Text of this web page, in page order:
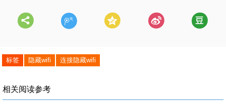
标签 隐藏wifi 连接隐藏wifi
相关阅读参考